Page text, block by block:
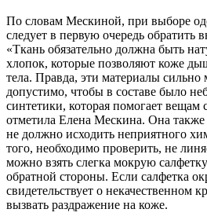
По словам Мескиной, при выборе
следует в первую очередь обратить
«Ткань обязательно должна быть
хлопок, которые позволяют коже
тела. Правда, эти материалы сильно
допустимо, чтобы в составе было
синтетики, которая помогает вещам
отметила Елена Мескина. Она
не должно исходить неприятного
того, необходимо проверить, не
можно взять слегка мокрую
обратной стороны. Если салфетка
свидетельствует о некачественном
вызвать раздражение на коже.